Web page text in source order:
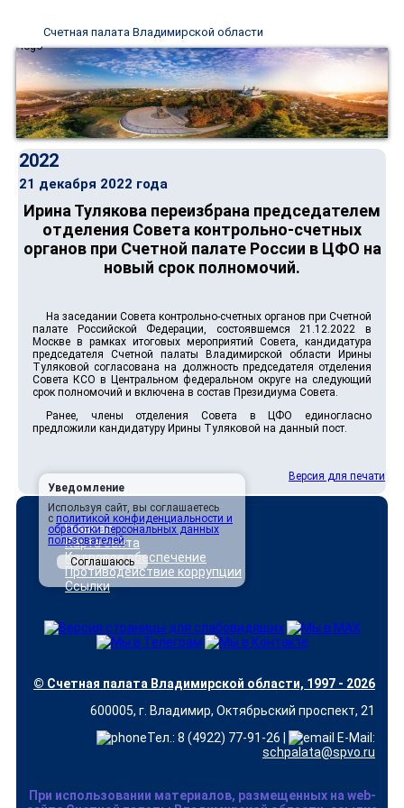
Счетная палата Владимирской области
2022
21 декабря 2022 года
Ирина Тулякова переизбрана председателем
отделения Совета контрольно-счетных
органов при Счетной палате России в ЦФО на
новый срок полномочий.
На заседании Совета контрольно-счетных органов при Счетной
палате Российской Федерации, состоявшемся 21.12.2022 в
Москве в рамках итоговых мероприятий Совета, кандидатура
председателя Счетной палаты Владимирской области Ирины
Туляковой согласована на должность председателя отделения
Совета КСО в Центральном федеральном округе на следующий
срок полномочий и включена в состав Президиума Совета.
Ранее, члены отделения Совета в ЦФО единогласно
предложили кандидатуру Ирины Туляковой на данный пост.
Версия для печати
Главная
Карта сайта
Кадровое обеспечение
Противодействие коррупции
Ссылки
© Счетная палата Владимирской области, 1997 - 2026
600005, г. Владимир, Октябрьский проспект, 21
Тел.: 8 (4922) 77-91-26 |
E-Mail:
schpalata@spvo.ru
При использовании материалов, размещенных на web-
Уведомление
Используя сайт, вы соглашаетесь
с политикой конфиденциальности и
обработки персональных данных
пользователей.
Соглашаюсь